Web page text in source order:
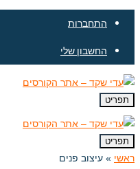
התחברות
החשבון שלי
תפריט
תפריט
ראשי » עיצוב פנים